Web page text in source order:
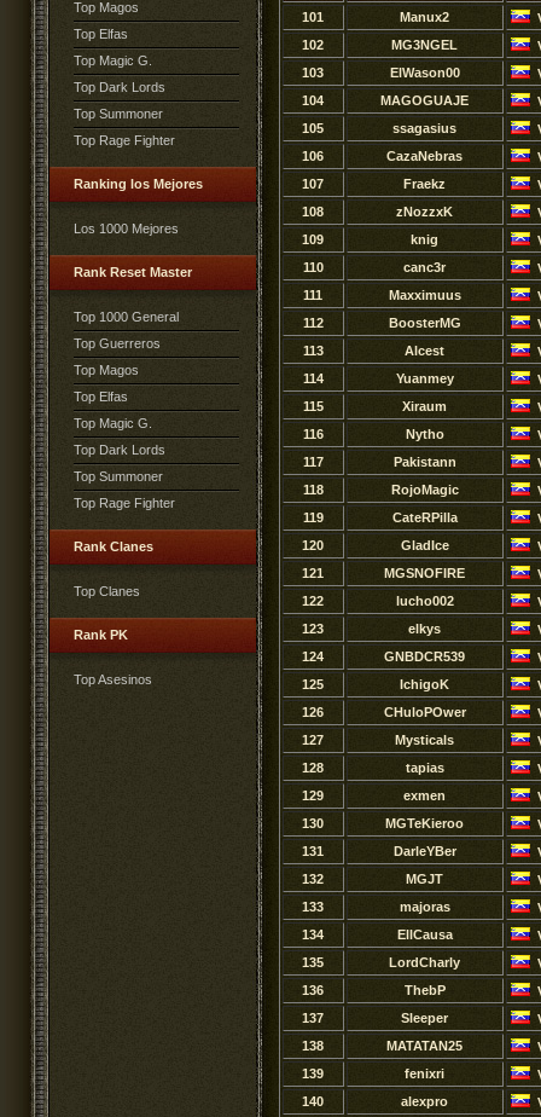
Top Magos
Top Elfas
Top Magic G.
Top Dark Lords
Top Summoner
Top Rage Fighter
Ranking los Mejores
Los 1000 Mejores
Rank Reset Master
Top 1000 General
Top Guerreros
Top Magos
Top Elfas
Top Magic G.
Top Dark Lords
Top Summoner
Top Rage Fighter
Rank Clanes
Top Clanes
Rank PK
Top Asesinos
101 Manux2
102
MG3NGEL
103
ElWason00
104
MAGOGUAJE
105
ssagasius
106
CazaNebras
107
Fraekz
108
zNozzxK
109
knig
110
canc3r
111
Maxximuus
112
BoosterMG
113
Alcest
114
Yuanmey
115
Xiraum
116
Nytho
117
Pakistann
118
RojoMagic
119
CateRPilla
120
GladIce
121
MGSNOFIRE
122
lucho002
123
elkys
124
GNBDCR539
125
IchigoK
126
CHuloPOwer
127
Mysticals
128
tapias
129
exmen
130
MGTeKieroo
131
DarleYBer
132
MGJT
133
majoras
134
EllCausa
135
LordCharly
136
ThebP
137
Sleeper
138
MATATAN25
139
fenixri
140
alexpro